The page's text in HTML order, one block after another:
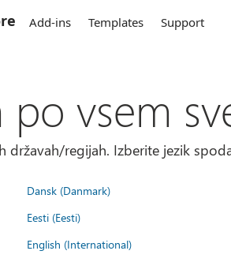
Add-ins Templates Support
vsem
državah/regijah. Izberite jezik
Dansk (Danmark)
Eesti (Eesti)
English (International)